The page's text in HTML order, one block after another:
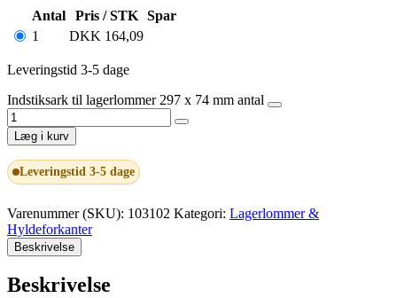
Antal Pris / STK
Spar
1
DKK 164,09
Leveringstid 3-5 dage
Indstiksark til lagerlommer 297 x 74 mm antal
Læg i kurv
Leveringstid 3-5 dage
Varenummer (SKU): 103102 Kategori: Lagerlommer &
Hyldeforkanter
Beskrivelse
Beskrivelse